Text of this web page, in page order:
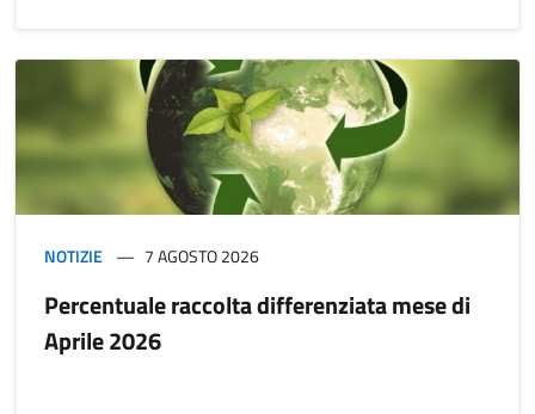
NOTIZIE 7 AGOSTO 2026
Percentuale raccolta differenziata mese di
Aprile 2026